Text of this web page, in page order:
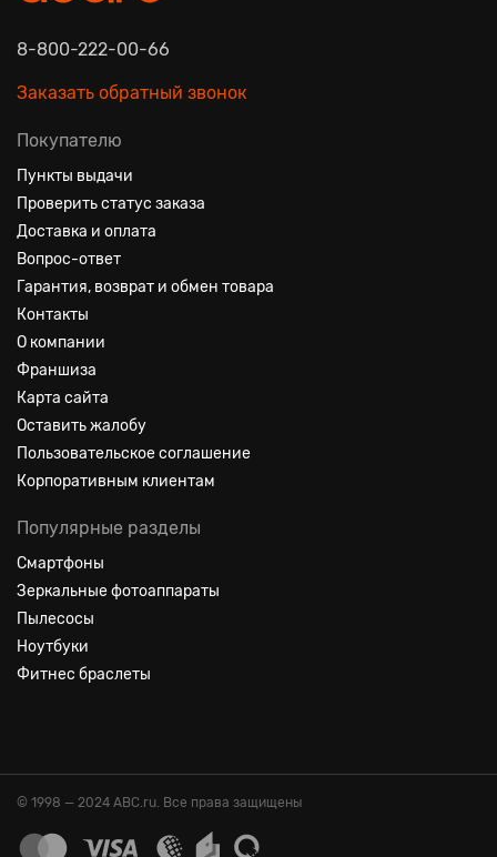
8-800-222-00-66
Заказать обратный звонок
Покупателю
Пункты выдачи
Проверить статус заказа
Доставка и оплата
Вопрос-ответ
Гарантия, возврат и обмен товара
Контакты
О компании
Франшиза
Карта сайта
Оставить жалобу
Пользовательское соглашение
Корпоративным клиентам
Популярные разделы
Смартфоны
Зеркальные фотоаппараты
Пылесосы
Ноутбуки
Фитнес браслеты
© 1998 — 2024 ABC.ru. Все права защищены